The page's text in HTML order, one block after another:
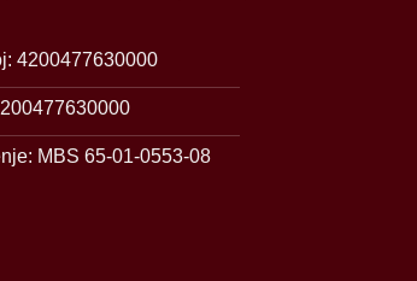
4200477630000
MBS 65-01-0553-08